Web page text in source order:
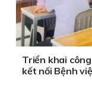
Triển khai
kết nối Bệnh